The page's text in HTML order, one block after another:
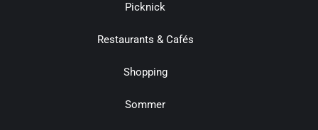
Picknick
Restaurants & Cafés
Shopping
Sommer